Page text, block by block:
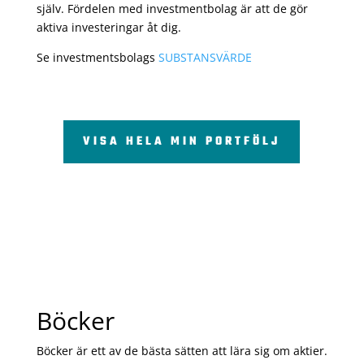
själv. Fördelen med investmentbolag är att de gör
aktiva investeringar åt dig.
Se investmentsbolags SUBSTANSVÄRDE
VISA HELA MIN PORTFÖLJ
Böcker
Böcker är ett av de bästa sätten att lära sig om aktier.